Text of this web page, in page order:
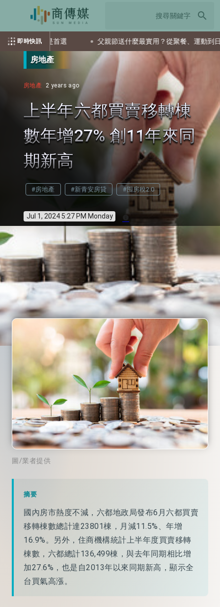
search
即時快訊
會是首選 父親節送什麼最實用？從聚餐、運動到日常營
房地產
房地產 2 years ago
上半年六都買賣移轉棟
數年增27% 創11年來同
期新高
#房地產 #新青安房貸 #囤房稅2.0
Jul 1, 2024 5:27 PM Monday info
圖/業者提供
摘要
國內房市熱度不減，六都地政局發布6月六都買賣
移轉棟數總計達23801棟，月減11.5%、年增
16.9%。另外，住商機構統計上半年度買賣移轉
棟數，六都總計136,499棟，與去年同期相比增
加27.6%，也是自2013年以來同期新高，顯示全
台買氣高漲。